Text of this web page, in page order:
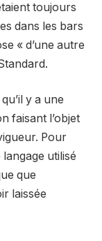
toujours
dans les bars
« d’une autre
y a une
faisant l’objet
Pour
utilisé
que
laissée